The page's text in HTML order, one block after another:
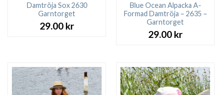
Damtröja Sox 2630
Garntorget
29.00 kr
Blue Ocean Alpacka A-
Formad Damtröja – 2635 –
Garntorget
29.00 kr